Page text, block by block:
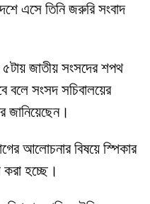
এসে তিনি জরুরি সংবাদ
জাতীয় সংসদের শপথ
বলে সংসদ সচিবালয়ের
জানিয়েছেন।
আলোচনার বিষয়ে স্পিকার
করা হচ্ছে।